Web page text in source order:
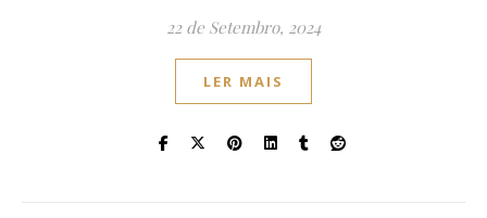
22 de Setembro, 2024
LER MAIS